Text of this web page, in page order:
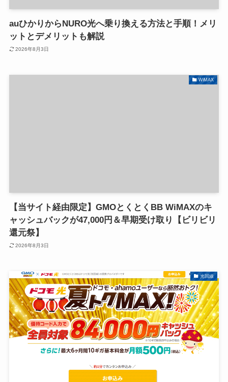
auひかりからNURO光へ乗り換える方法と手順！メリ
ットとデメリットも解説
2026年8月3日
WiMAX
【当サイト経由限定】GMOとくとくBB WiMAXのキ
ャッシュバックが47,000円＆早期受け取り【ビリビリ
還元祭】
2026年8月3日
光回線